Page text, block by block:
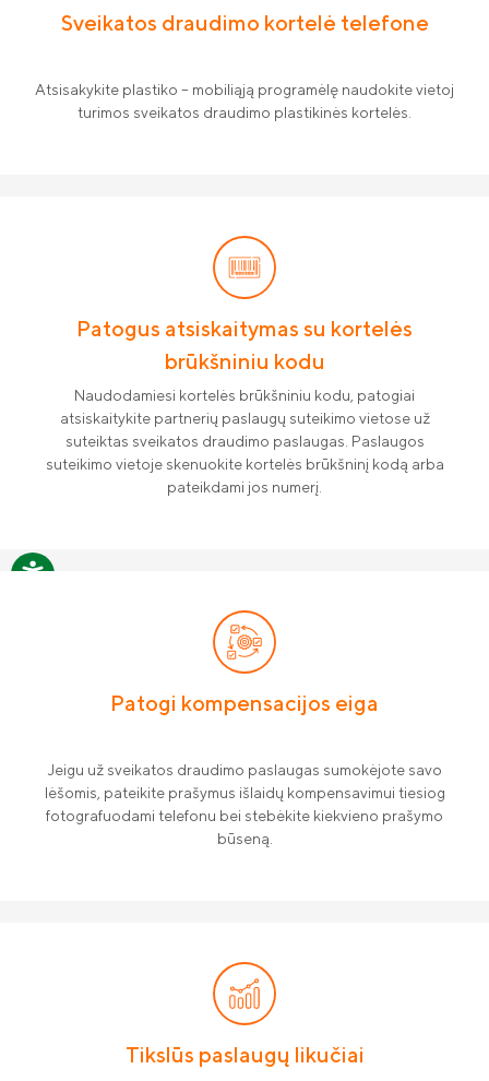
Gyvybės draudimo klientų DUK
draudėjui
Tvarumas
Finansinė informacija
Draudimo taisyklės
Susisiekite
Sveikatos draudimo kortelė telefone
Atsisakykite plastiko – mobiliąją programėlę naudokite vietoj
turimos sveikatos draudimo plastikinės kortelės.
Patogus atsiskaitymas su kortelės
brūkšniniu kodu
Naudodamiesi kortelės brūkšniniu kodu, patogiai
atsiskaitykite partnerių paslaugų suteikimo vietose už
suteiktas sveikatos draudimo paslaugas. Paslaugos
suteikimo vietoje skenuokite kortelės brūkšninį kodą arba
pateikdami jos numerį.
Patogi kompensacijos eiga
Jeigu už sveikatos draudimo paslaugas sumokėjote savo
lėšomis, pateikite prašymus išlaidų kompensavimui tiesiog
fotografuodami telefonu bei stebėkite kiekvieno prašymo
būseną.
Tikslūs paslaugų likučiai